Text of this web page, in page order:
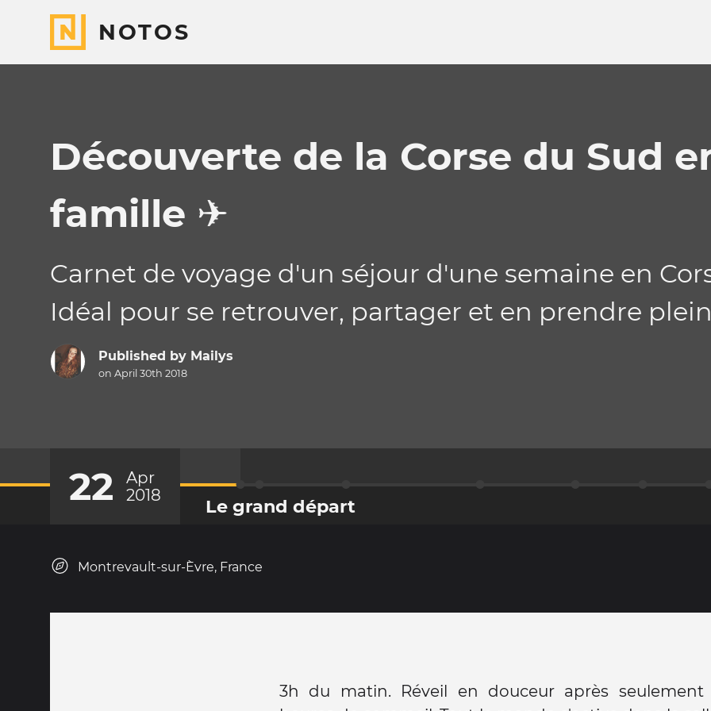
NOTOS
Découverte de la Corse du Sud
famille ✈️
Carnet de voyage d'un séjour d'une semaine en
Idéal pour se retrouver, partager et en prendre
Published by Mailys
on April 30th 2018
22
Apr
2018
Le grand départ
Montrevault-sur-Èvre, France
3h du matin. Réveil en douceur après seulement